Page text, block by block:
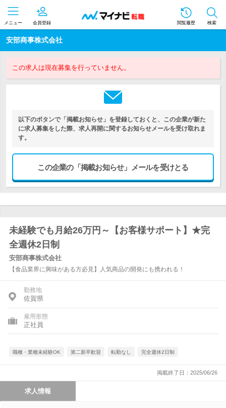
メニュー 会員登録 閲覧履歴 検索
安部商事株式会社
この求人は現在募集を行っていません。
以下のボタンで「掲載お知らせ」を登録しておくと、この企業が新た
に求人募集をした際、求人再開に関するお知らせメールを受け取れま
す。
この企業の「掲載お知らせ」メールを受けとる
未経験でも月給26万円～【お客様サポート】★完
全週休2日制
安部商事株式会社
【食品業界に興味がある方必見】人気商品の開発にも携われる！
勤務地
佐賀県
雇用形態
正社員
職種・業種未経験OK 第二新卒歓迎 転勤なし 完全週休2日制
掲載終了日：2025/06/26
求人情報